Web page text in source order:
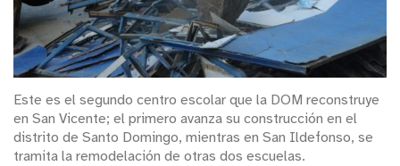
Este es el segundo centro escolar que la DOM reconstruye
en San Vicente; el primero avanza su construcción en el
distrito de Santo Domingo, mientras en San Ildefonso, se
tramita la remodelación de otras dos escuelas.